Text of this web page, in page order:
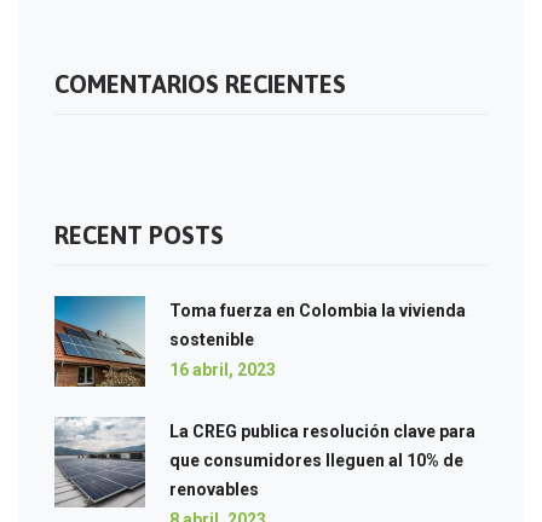
COMENTARIOS RECIENTES
RECENT POSTS
Toma fuerza en Colombia la vivienda
sostenible
16 abril, 2023
La CREG publica resolución clave para
que consumidores lleguen al 10% de
renovables